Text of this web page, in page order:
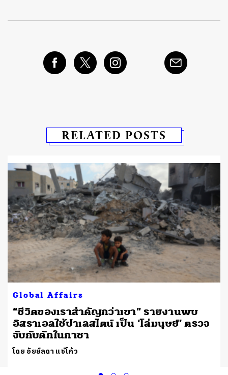
RELATED POSTS
Global Affairs
“ชีวิตของเราสำคัญกว่าเขา” รายงานพบ
อิสราเอลใช้ปาเลสไตน์ เป็น ‘โล่มนุษย์’ ตรวจ
จับกับดักในกาซา
โดย อัยย์ลดา แซ่โค้ว